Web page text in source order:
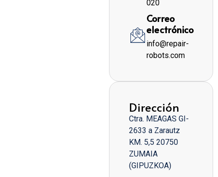
020
Correo
electrónico
info@repair-
robots.com
Dirección
Ctra. MEAGAS GI-
2633 a Zarautz
KM. 5,5 20750
ZUMAIA
(GIPUZKOA)